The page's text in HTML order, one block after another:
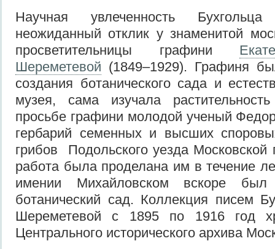
Научная увлеченность
неожиданный отклик у знаменитой
просветительницы графини
Шереметевой (1849–1929). Графиня
создания ботанического сада и
музея, сама изучала
просьбе графини молодой ученый
гербарий семенных и высших
грибов Подольского уезда Московской
работа была проделана им в течение
имении Михайловском вскоре
ботанический сад. Коллекция писем
Шереметевой с 1895 по 1916 год
Центрального исторического архива